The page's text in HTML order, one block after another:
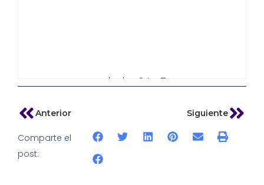
admin_64w3
Anterior Siguiente
Comparte el
post: